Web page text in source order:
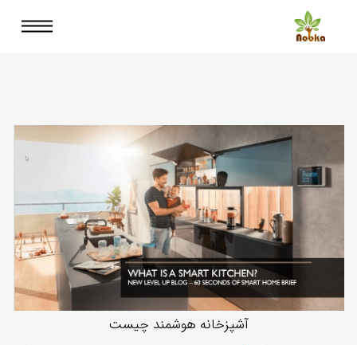
آشپزخانه هوشمند چیست